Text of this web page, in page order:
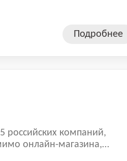
Подробнее
российских компаний,
онлайн-магазина,